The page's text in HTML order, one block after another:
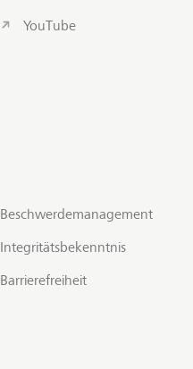
YouTube
Beschwerdemanagement
Integritätsbekenntnis
Barrierefreiheit